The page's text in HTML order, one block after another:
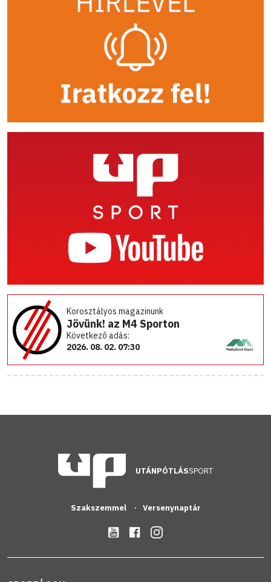
Korosztályos magazinunk
Jövünk! az M4 Sporton
Következő adás:
2026. 08. 02. 07:30
UTÁNPÓTLÁSSPORT
Szakszemmel Versenynaptár